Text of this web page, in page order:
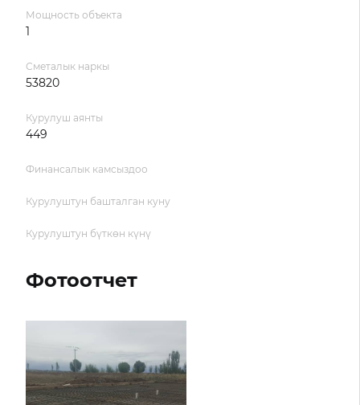
Мощность объекта
1
Сметалык наркы
53820
Курулуш аянты
449
Финансалык камсыздоо
Курулуштун башталган куну
Курулуштун бүткөн күнү
Фотоотчет